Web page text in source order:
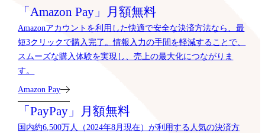
「Amazon Pay」月額無料
Amazonアカウントを利用した快適で安全な決済方法なら、最
短3クリックで購入完了。情報入力の手間を軽減することで、
スムーズな購入体験を実現し、売上の最大化につながりま
す。
Amazon Pay
「PayPay」月額無料
国内約6,500万人（2024年8月現在）が利用する人気の決済方